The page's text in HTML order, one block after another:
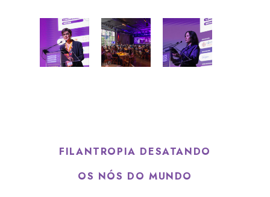
FILANTROPIA DESATANDO
OS NÓS DO MUNDO